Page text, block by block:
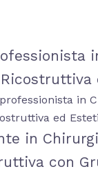
in
ed
in
con